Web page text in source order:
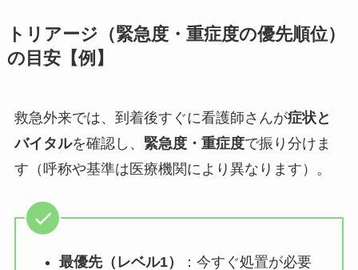
トリアージ（緊急度・重症度の優先順位）
の目安【例】
救急外来では、到着後すぐに看護師さんが症状と
バイタルを確認し、 緊急度・重症度で振り分けま
す（呼称や基準は医療機関により異なります）。
最優先（レベル1）
：今すぐ処置が必要